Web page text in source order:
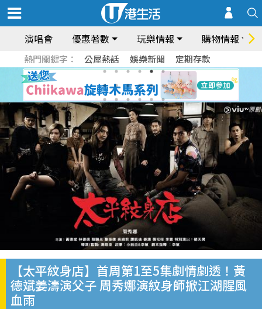
演唱會 優惠著數 玩樂情報 購物情報
熱門關鍵字： 公屋熱話 娛樂新聞 定期存款
【太平紋身店】首周第1至5集劇情劇透！黃
德斌姜濤演父子 周秀娜演紋身師掀江湖腥風
血雨